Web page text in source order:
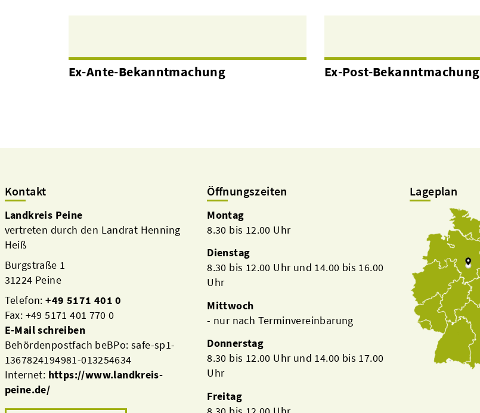
Ex-Ante-Bekanntmachung Ex-Post-Bekanntmachung
Kontakt
Landkreis Peine
vertreten durch den Landrat Henning
Heiß
Burgstraße 1
31224 Peine
Telefon:+49 5171 401 0
Fax: +49 5171 401 770 0
E-Mail schreiben
Behördenpostfach beBPo: safe-sp1-
1367824194981-013254634
Internet: https://www.landkreis-
peine.de/
Öffnungszeiten
Montag
8.30 bis 12.00 Uhr
Dienstag
8.30 bis 12.00 Uhr und 14.00 bis 16.00
Uhr
Mittwoch
- nur nach Terminvereinbarung
Donnerstag
8.30 bis 12.00 Uhr und 14.00 bis 17.00
Uhr
Freitag
Lageplan